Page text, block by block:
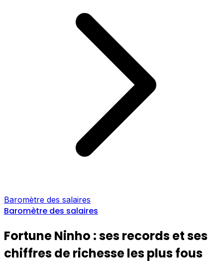
Baromètre des salaires
Baromètre des salaires
Fortune Ninho : ses records et ses
chiffres de richesse les plus fous